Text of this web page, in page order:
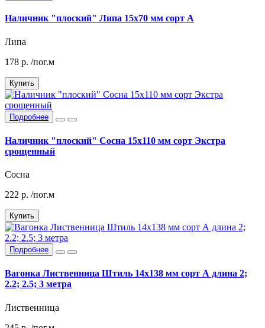
Наличник "плоский" Липа 15х70 мм сорт А
Липа
178 р. /пог.м
Купить
Подробнее
Наличник "плоский" Сосна 15х110 мм сорт Экстра
срощенный
Сосна
222 р. /пог.м
Купить
Подробнее
Вагонка Лиственница Штиль 14х138 мм сорт А длина 2;
2.2; 2.5; 3 метра
Лиственница